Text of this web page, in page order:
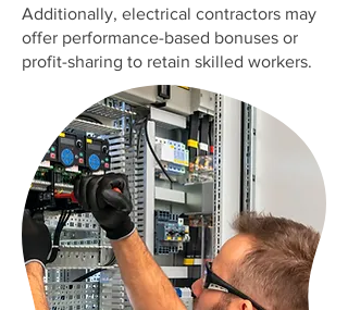
Additionally, electrical contractors may
offer performance-based bonuses or
profit-sharing to retain skilled workers.